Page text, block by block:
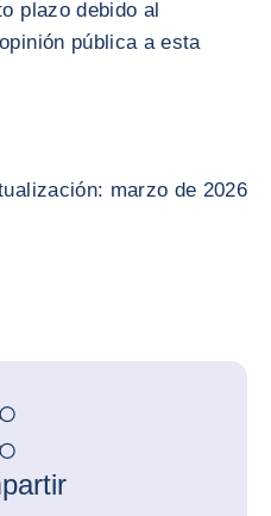
plazo debido al
pública a esta
marzo de 2026